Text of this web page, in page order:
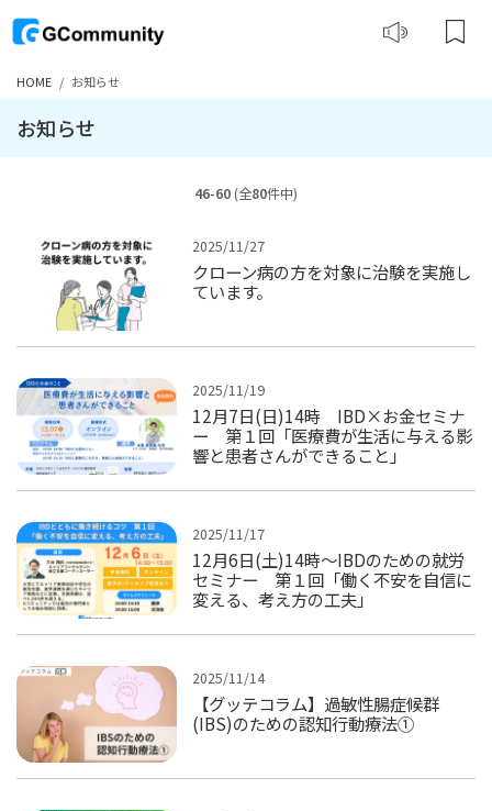
HOME お知らせ
お知らせ
46-60 (全80件中)
2025/11/27
クローン病の方を対象に治験を実施し
ています。
2025/11/19
12月7日(日)14時 IBD×お金セミナ
ー 第１回「医療費が生活に与える影
響と患者さんができること」
2025/11/17
12月6日(土)14時～IBDのための就労
セミナー 第１回「働く不安を自信に
変える、考え方の工夫」
2025/11/14
【グッテコラム】過敏性腸症候群
(IBS)のための認知行動療法①